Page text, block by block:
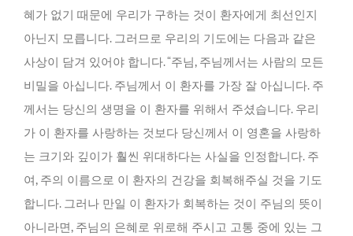
혜가 없기 때문에 우리가 구하는 것이 환자에게 최선인지
아닌지 모릅니다. 그러므로 우리의 기도에는 다음과 같은
사상이 담겨 있어야 합니다. “주님, 주님께서는 사람의 모든
비밀을 아십니다. 주님께서 이 환자를 가장 잘 아십니다. 주
께서는 당신의 생명을 이 환자를 위해서 주셨습니다. 우리
가 이 환자를 사랑하는 것보다 당신께서 이 영혼을 사랑하
는 크기와 깊이가 훨씬 위대하다는 사실을 인정합니다. 주
여, 주의 이름으로 이 환자의 건강을 회복해주실 것을 기도
합니다. 그러나 만일 이 환자가 회복하는 것이 주님의 뜻이
아니라면, 주님의 은혜로 위로해 주시고 고통 중에 있는 그